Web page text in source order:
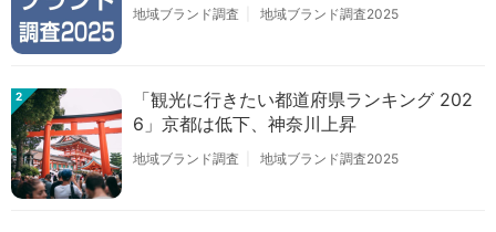
地域ブランド調査 地域ブランド調査2025
2
「観光に行きたい都道府県ランキング 202
6」京都は低下、神奈川上昇
地域ブランド調査 地域ブランド調査2025